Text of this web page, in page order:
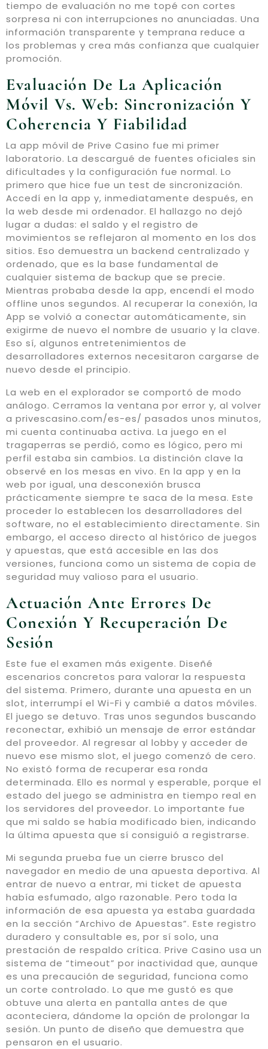
tiempo de evaluación no me topé con cortes
sorpresa ni con interrupciones no anunciadas. Una
información transparente y temprana reduce a
los problemas y crea más confianza que cualquier
promoción.
Evaluación De La Aplicación
Móvil Vs. Web: Sincronización Y
Coherencia Y Fiabilidad
La app móvil de Prive Casino fue mi primer
laboratorio. La descargué de fuentes oficiales sin
dificultades y la configuración fue normal. Lo
primero que hice fue un test de sincronización.
Accedí en la app y, inmediatamente después, en
la web desde mi ordenador. El hallazgo no dejó
lugar a dudas: el saldo y el registro de
movimientos se reflejaron al momento en los dos
sitios. Eso demuestra un backend centralizado y
ordenado, que es la base fundamental de
cualquier sistema de backup que se precie.
Mientras probaba desde la app, encendí el modo
offline unos segundos. Al recuperar la conexión, la
App se volvió a conectar automáticamente, sin
exigirme de nuevo el nombre de usuario y la clave.
Eso sí, algunos entretenimientos de
desarrolladores externos necesitaron cargarse de
nuevo desde el principio.
La web en el explorador se comportó de modo
análogo. Cerramos la ventana por error y, al volver
a privescasino.com/es-es/ pasados unos minutos,
mi cuenta continuaba activa. La juego en el
tragaperras se perdió, como es lógico, pero mi
perfil estaba sin cambios. La distinción clave la
observé en los mesas en vivo. En la app y en la
web por igual, una desconexión brusca
prácticamente siempre te saca de la mesa. Este
proceder lo establecen los desarrolladores del
software, no el establecimiento directamente. Sin
embargo, el acceso directo al histórico de juegos
y apuestas, que está accesible en las dos
versiones, funciona como un sistema de copia de
seguridad muy valioso para el usuario.
Actuación Ante Errores De
Conexión Y Recuperación De
Sesión
Este fue el examen más exigente. Diseñé
escenarios concretos para valorar la respuesta
del sistema. Primero, durante una apuesta en un
slot, interrumpí el Wi-Fi y cambié a datos móviles.
El juego se detuvo. Tras unos segundos buscando
reconectar, exhibió un mensaje de error estándar
del proveedor. Al regresar al lobby y acceder de
nuevo ese mismo slot, el juego comenzó de cero.
No existó forma de recuperar esa ronda
determinada. Ello es normal y esperable, porque el
estado del juego se administra en tiempo real en
los servidores del proveedor. Lo importante fue
que mi saldo se había modificado bien, indicando
la última apuesta que sí consiguió a registrarse.
Mi segunda prueba fue un cierre brusco del
navegador en medio de una apuesta deportiva. Al
entrar de nuevo a entrar, mi ticket de apuesta
había esfumado, algo razonable. Pero toda la
información de esa apuesta ya estaba guardada
en la sección “Archivo de Apuestas”. Este registro
duradero y consultable es, por sí solo, una
prestación de respaldo crítica. Prive Casino usa un
sistema de “timeout” por inactividad que, aunque
es una precaución de seguridad, funciona como
un corte controlado. Lo que me gustó es que
obtuve una alerta en pantalla antes de que
aconteciera, dándome la opción de prolongar la
sesión. Un punto de diseño que demuestra que
pensaron en el usuario.